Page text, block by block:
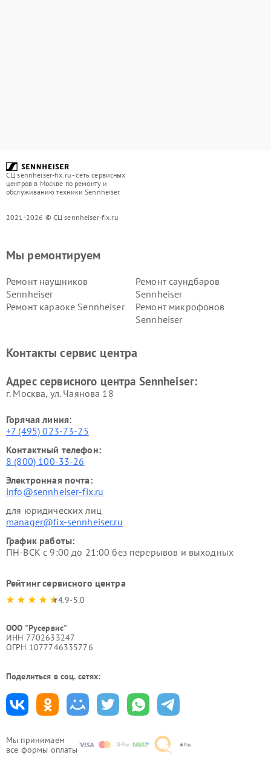
СЦ sennheiser-fix.ru - сеть сервисных
центров в Москве по ремонту и
обслуживанию техники Sennheiser
2021-2026 © СЦ sennheiser-fix.ru
Мы принимаем
все формы оплаты
Мы ремонтируем
Ремонт наушников
Sennheiser
Ремонт саундбаров
Sennheiser
Ремонт караоке Sennheiser
Ремонт микрофонов
Sennheiser
Контакты сервис центра
Адрес сервисного центра Sennheiser:
г. Москва, ул. Чаянова 18
Горячая линия:
+7 (495) 023-73-25
Контактный телефон:
8 (800) 100-33-26
Электронная почта:
info@sennheiser-fix.ru
для юридических лиц
manager@fix-sennheiser.ru
График работы:
ПН-ВСК с 9:00 до 21:00 без перерывов и выходных
Рейтинг сервисного центра
4.9-5.0
ООО "Русервис"
ИНН 7702633247
ОГРН 1077746335776
Поделиться в соц. сетях: